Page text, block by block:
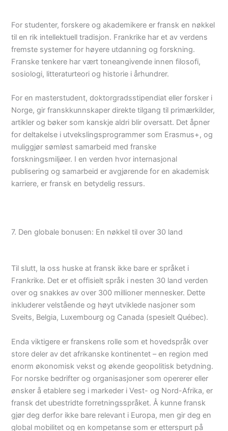
For studenter, forskere og akademikere er fransk en nøkkel
til en rik intellektuell tradisjon. Frankrike har et av verdens
fremste systemer for høyere utdanning og forskning.
Franske tenkere har vært toneangivende innen filosofi,
sosiologi, litteraturteori og historie i århundrer.
For en masterstudent, doktorgradsstipendiat eller forsker i
Norge, gir franskkunnskaper direkte tilgang til primærkilder,
artikler og bøker som kanskje aldri blir oversatt. Det åpner
for deltakelse i utvekslingsprogrammer som Erasmus+, og
muliggjør sømløst samarbeid med franske
forskningsmiljøer. I en verden hvor internasjonal
publisering og samarbeid er avgjørende for en akademisk
karriere, er fransk en betydelig ressurs.
7. Den globale bonusen: En nøkkel til over 30 land
Til slutt, la oss huske at fransk ikke bare er språket i
Frankrike. Det er et offisielt språk i nesten 30 land verden
over og snakkes av over 300 millioner mennesker. Dette
inkluderer velstående og høyt utviklede nasjoner som
Sveits, Belgia, Luxembourg og Canada (spesielt Québec).
Enda viktigere er franskens rolle som et hovedspråk over
store deler av det afrikanske kontinentet – en region med
enorm økonomisk vekst og økende geopolitisk betydning.
For norske bedrifter og organisasjoner som opererer eller
ønsker å etablere seg i markeder i Vest- og Nord-Afrika, er
fransk det ubestridte forretningsspråket. Å kunne fransk
gjør deg derfor ikke bare relevant i Europa, men gir deg en
global mobilitet og en kompetanse som er etterspurt på